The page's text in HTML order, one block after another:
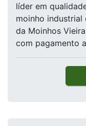
líder em
moinho industrial
da Moinhos
com pagamento